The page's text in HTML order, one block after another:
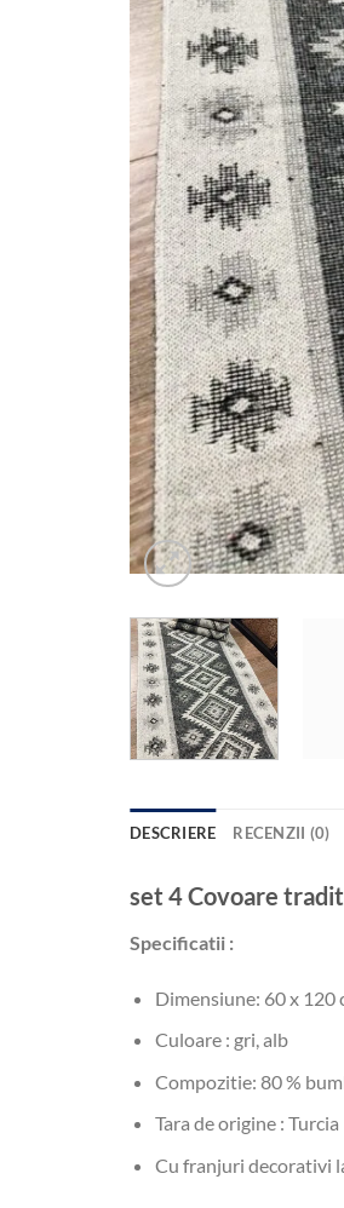
DESCRIERE RECENZII (0)
set 4 Covoare
Specificatii :
Dimensiune: 60 x 120
Culoare : gri, alb
Compozitie: 80 %
Tara de origine : Turcia
Cu franjuri decorativi